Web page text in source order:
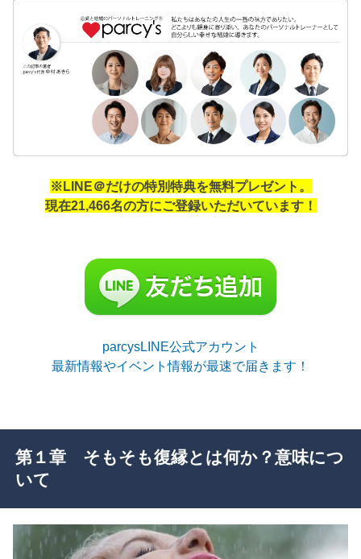
※LINE＠だけの特別特典を無料プレゼント。
現在21,466名の方にご登録いただいています！
parcysLINE公式アカウント
最新情報やイベント情報が最速で届きます！
第１章 そもそも復縁とは何か？意味につ
いて